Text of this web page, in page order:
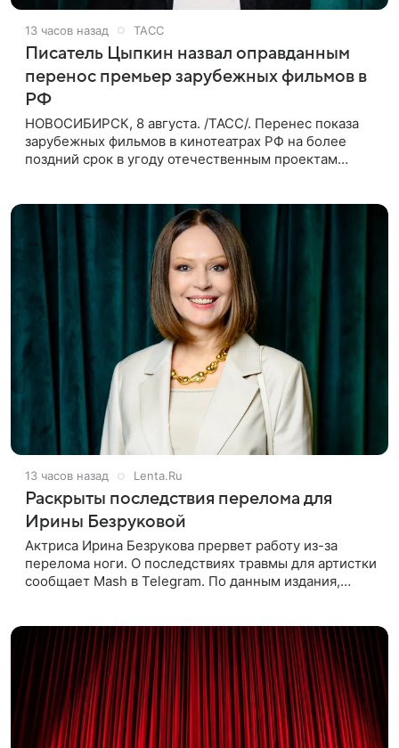
13 часов назад ТАСС
Писатель Цыпкин назвал оправданным
перенос премьер зарубежных фильмов в
РФ
НОВОСИБИРСК, 8 августа. /ТАСС/. Перенес показа
зарубежных фильмов в кинотеатрах РФ на более
поздний срок в угоду отечественным проектам
13 часов назад Lenta.Ru
Раскрыты последствия перелома для
Ирины Безруковой
Актриса Ирина Безрукова прервет работу из-за
перелома ноги. О последствиях травмы для артистки
сообщает Mash в Telegram. По данным издания,